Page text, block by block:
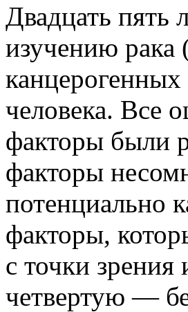
Двадцать пять
изучению
человека. Все
факторы были
факторы
потенциально
факторы,
с точки зрения
четвертую —